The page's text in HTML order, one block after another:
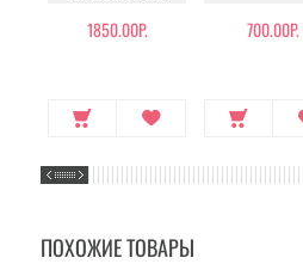
1850.00Р. 700.00Р.
ПОХОЖИЕ ТОВАРЫ